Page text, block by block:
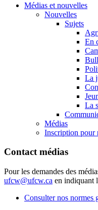
Médias et nouvelles
Nouvelles
Sujets
En
La
La
Médias
Inscription pour
Contact médias
Pour les demandes des
ufcw@ufcw.ca en indiquant
Consulter nos normes